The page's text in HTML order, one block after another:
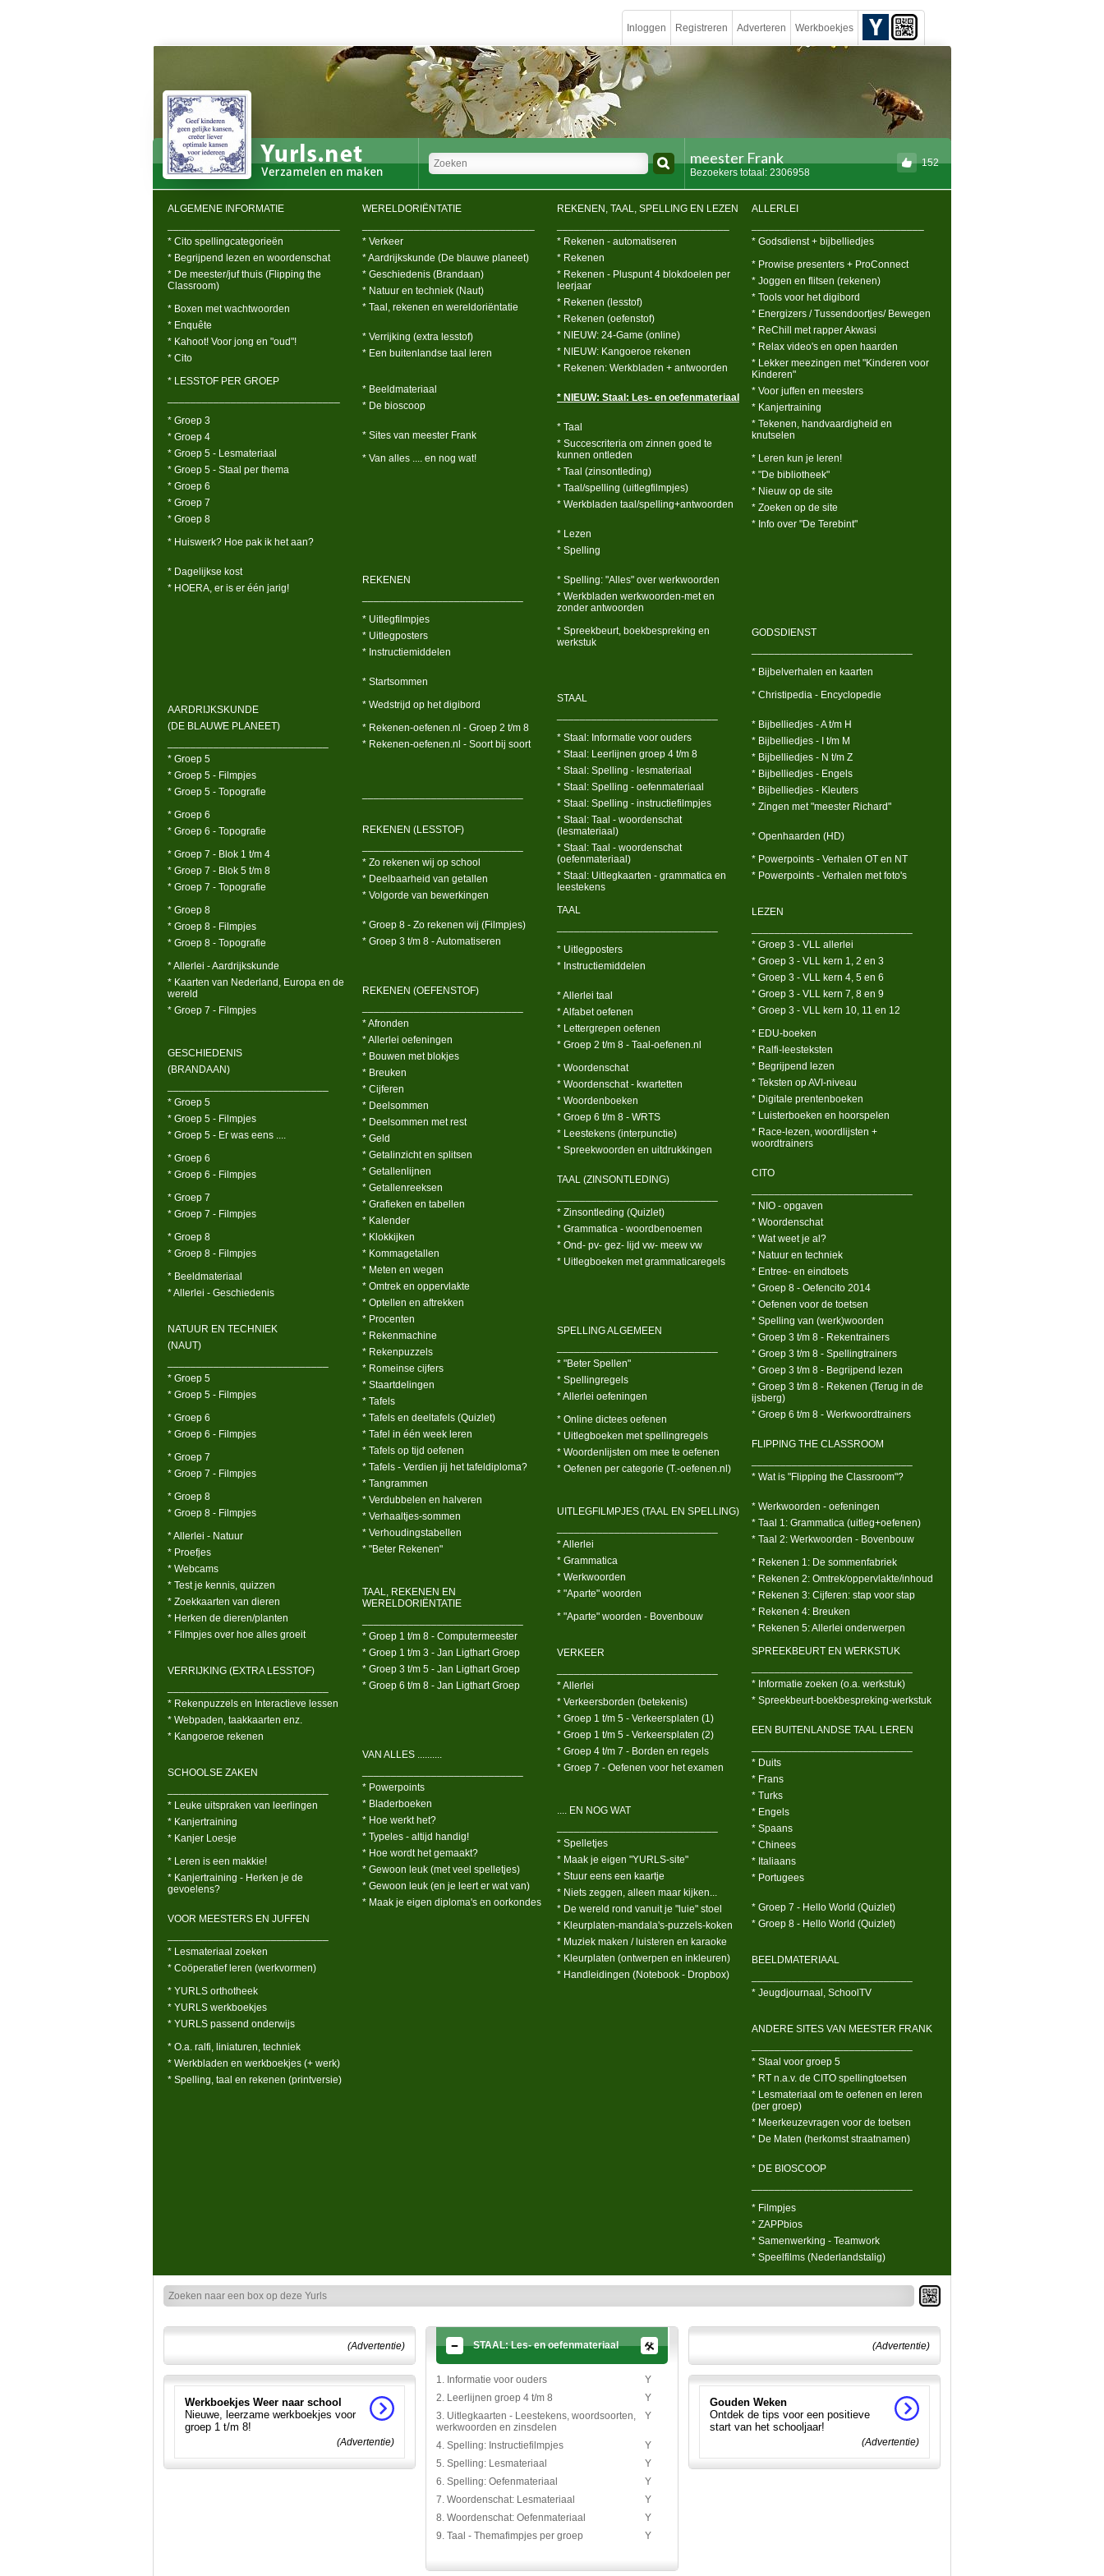
Inloggen Registreren Adverteren Werkboekjes
152
meester Frank
Bezoekers totaal: 2306958
ALGEMENE INFORMATIE
* Cito spellingcategorieën
* Begrijpend lezen en woordenschat
* De meester/juf thuis (Flipping the
Classroom)
* Boxen met wachtwoorden
* Enquête
* Kahoot! Voor jong en "oud"!
* Cito
* LESSTOF PER GROEP
* Groep 3
* Groep 4
* Groep 5 - Lesmateriaal
* Groep 5 - Staal per thema
* Groep 6
* Groep 7
* Groep 8
* Huiswerk? Hoe pak ik het aan?
* Dagelijkse kost
* HOERA, er is er één jarig!
AARDRIJKSKUNDE
(DE BLAUWE PLANEET)
* Groep 5
* Groep 5 - Filmpjes
* Groep 5 - Topografie
* Groep 6
* Groep 6 - Topografie
* Groep 7 - Blok 1 t/m 4
* Groep 7 - Blok 5 t/m 8
* Groep 7 - Topografie
* Groep 8
* Groep 8 - Filmpjes
* Groep 8 - Topografie
* Allerlei - Aardrijkskunde
* Kaarten van Nederland, Europa en de
wereld
* Groep 7 - Filmpjes
GESCHIEDENIS
(BRANDAAN)
* Groep 5
* Groep 5 - Filmpjes
* Groep 5 - Er was eens ....
* Groep 6
* Groep 6 - Filmpjes
* Groep 7
* Groep 7 - Filmpjes
* Groep 8
* Groep 8 - Filmpjes
* Beeldmateriaal
* Allerlei - Geschiedenis
NATUUR EN TECHNIEK
(NAUT)
* Groep 5
* Groep 5 - Filmpjes
* Groep 6
* Groep 6 - Filmpjes
* Groep 7
* Groep 7 - Filmpjes
* Groep 8
* Groep 8 - Filmpjes
* Allerlei - Natuur
* Proefjes
* Webcams
* Test je kennis, quizzen
* Zoekkaarten van dieren
* Herken de dieren/planten
* Filmpjes over hoe alles groeit
VERRIJKING (EXTRA LESSTOF)
* Rekenpuzzels en Interactieve lessen
* Webpaden, taakkaarten enz.
* Kangoeroe rekenen
SCHOOLSE ZAKEN
* Leuke uitspraken van leerlingen
* Kanjertraining
* Kanjer Loesje
* Leren is een makkie!
* Kanjertraining - Herken je de
gevoelens?
VOOR MEESTERS EN JUFFEN
* Lesmateriaal zoeken
* Coöperatief leren (werkvormen)
* YURLS orthotheek
* YURLS werkboekjes
* YURLS passend onderwijs
* O.a. ralfi, liniaturen, techniek
* Werkbladen en werkboekjes (+ werk)
* Spelling, taal en rekenen (printversie)
WERELDORIËNTATIE
* Verkeer
* Aardrijkskunde (De blauwe planeet)
* Geschiedenis (Brandaan)
* Natuur en techniek (Naut)
* Taal, rekenen en wereldoriëntatie
* Verrijking (extra lesstof)
* Een buitenlandse taal leren
* Beeldmateriaal
* De bioscoop
* Sites van meester Frank
* Van alles .... en nog wat!
REKENEN
* Uitlegfilmpjes
* Uitlegposters
* Instructiemiddelen
* Startsommen
* Wedstrijd op het digibord
* Rekenen-oefenen.nl - Groep 2 t/m 8
* Rekenen-oefenen.nl - Soort bij soort
REKENEN (LESSTOF)
* Zo rekenen wij op school
* Deelbaarheid van getallen
* Volgorde van bewerkingen
* Groep 8 - Zo rekenen wij (Filmpjes)
* Groep 3 t/m 8 - Automatiseren
REKENEN (OEFENSTOF)
* Afronden
* Allerlei oefeningen
* Bouwen met blokjes
* Breuken
* Cijferen
* Deelsommen
* Deelsommen met rest
* Geld
* Getalinzicht en splitsen
* Getallenlijnen
* Getallenreeksen
* Grafieken en tabellen
* Kalender
* Klokkijken
* Kommagetallen
* Meten en wegen
* Omtrek en oppervlakte
* Optellen en aftrekken
* Procenten
* Rekenmachine
* Rekenpuzzels
* Romeinse cijfers
* Staartdelingen
* Tafels
* Tafels en deeltafels (Quizlet)
* Tafel in één week leren
* Tafels op tijd oefenen
* Tafels - Verdien jij het tafeldiploma?
* Tangrammen
* Verdubbelen en halveren
* Verhaaltjes-sommen
* Verhoudingstabellen
* "Beter Rekenen"
TAAL, REKENEN EN
WERELDORIËNTATIE
* Groep 1 t/m 8 - Computermeester
* Groep 1 t/m 3 - Jan Ligthart Groep
* Groep 3 t/m 5 - Jan Ligthart Groep
* Groep 6 t/m 8 - Jan Ligthart Groep
VAN ALLES ..........
* Powerpoints
* Bladerboeken
* Hoe werkt het?
* Typeles - altijd handig!
* Hoe wordt het gemaakt?
* Gewoon leuk (met veel spelletjes)
* Gewoon leuk (en je leert er wat van)
* Maak je eigen diploma's en oorkondes
REKENEN, TAAL, SPELLING EN LEZEN
* Rekenen - automatiseren
* Rekenen
* Rekenen - Pluspunt 4 blokdoelen per
leerjaar
* Rekenen (lesstof)
* Rekenen (oefenstof)
* NIEUW: 24-Game (online)
* NIEUW: Kangoeroe rekenen
* Rekenen: Werkbladen + antwoorden
* NIEUW: Staal: Les- en oefenmateriaal
* Taal
* Succescriteria om zinnen goed te
kunnen ontleden
* Taal (zinsontleding)
* Taal/spelling (uitlegfilmpjes)
* Werkbladen taal/spelling+antwoorden
* Lezen
* Spelling
* Spelling: "Alles" over werkwoorden
* Werkbladen werkwoorden-met en
zonder antwoorden
* Spreekbeurt, boekbespreking en
werkstuk
STAAL
* Staal: Informatie voor ouders
* Staal: Leerlijnen groep 4 t/m 8
* Staal: Spelling - lesmateriaal
* Staal: Spelling - oefenmateriaal
* Staal: Spelling - instructiefilmpjes
* Staal: Taal - woordenschat
(lesmateriaal)
* Staal: Taal - woordenschat
(oefenmateriaal)
* Staal: Uitlegkaarten - grammatica en
leestekens
TAAL
* Uitlegposters
* Instructiemiddelen
* Allerlei taal
* Alfabet oefenen
* Lettergrepen oefenen
* Groep 2 t/m 8 - Taal-oefenen.nl
* Woordenschat
* Woordenschat - kwartetten
* Woordenboeken
* Groep 6 t/m 8 - WRTS
* Leestekens (interpunctie)
* Spreekwoorden en uitdrukkingen
TAAL (ZINSONTLEDING)
* Zinsontleding (Quizlet)
* Grammatica - woordbenoemen
* Ond- pv- gez- lijd vw- meew vw
* Uitlegboeken met grammaticaregels
SPELLING ALGEMEEN
* "Beter Spellen"
* Spellingregels
* Allerlei oefeningen
* Online dictees oefenen
* Uitlegboeken met spellingregels
* Woordenlijsten om mee te oefenen
* Oefenen per categorie (T.-oefenen.nl)
UITLEGFILMPJES (TAAL EN SPELLING)
* Allerlei
* Grammatica
* Werkwoorden
* "Aparte" woorden
* "Aparte" woorden - Bovenbouw
VERKEER
* Allerlei
* Verkeersborden (betekenis)
* Groep 1 t/m 5 - Verkeersplaten (1)
* Groep 1 t/m 5 - Verkeersplaten (2)
* Groep 4 t/m 7 - Borden en regels
* Groep 7 - Oefenen voor het examen
.... EN NOG WAT
* Spelletjes
* Maak je eigen "YURLS-site"
* Stuur eens een kaartje
* Niets zeggen, alleen maar kijken...
* De wereld rond vanuit je "luie" stoel
* Kleurplaten-mandala's-puzzels-koken
* Muziek maken / luisteren en karaoke
* Kleurplaten (ontwerpen en inkleuren)
* Handleidingen (Notebook - Dropbox)
ALLERLEI
* Godsdienst + bijbelliedjes
* Prowise presenters + ProConnect
* Joggen en flitsen (rekenen)
* Tools voor het digibord
* Energizers / Tussendoortjes/ Bewegen
* ReChill met rapper Akwasi
* Relax video's en open haarden
* Lekker meezingen met "Kinderen voor
Kinderen"
* Voor juffen en meesters
* Kanjertraining
* Tekenen, handvaardigheid en
knutselen
* Leren kun je leren!
* "De bibliotheek"
* Nieuw op de site
* Zoeken op de site
* Info over "De Terebint"
GODSDIENST
* Bijbelverhalen en kaarten
* Christipedia - Encyclopedie
* Bijbelliedjes - A t/m H
* Bijbelliedjes - I t/m M
* Bijbelliedjes - N t/m Z
* Bijbelliedjes - Engels
* Bijbelliedjes - Kleuters
* Zingen met "meester Richard"
* Openhaarden (HD)
* Powerpoints - Verhalen OT en NT
* Powerpoints - Verhalen met foto's
LEZEN
* Groep 3 - VLL allerlei
* Groep 3 - VLL kern 1, 2 en 3
* Groep 3 - VLL kern 4, 5 en 6
* Groep 3 - VLL kern 7, 8 en 9
* Groep 3 - VLL kern 10, 11 en 12
* EDU-boeken
* Ralfi-leesteksten
* Begrijpend lezen
* Teksten op AVI-niveau
* Digitale prentenboeken
* Luisterboeken en hoorspelen
* Race-lezen, woordlijsten +
woordtrainers
CITO
* NIO - opgaven
* Woordenschat
* Wat weet je al?
* Natuur en techniek
* Entree- en eindtoets
* Groep 8 - Oefencito 2014
* Oefenen voor de toetsen
* Spelling van (werk)woorden
* Groep 3 t/m 8 - Rekentrainers
* Groep 3 t/m 8 - Spellingtrainers
* Groep 3 t/m 8 - Begrijpend lezen
* Groep 3 t/m 8 - Rekenen (Terug in de
ijsberg)
* Groep 6 t/m 8 - Werkwoordtrainers
FLIPPING THE CLASSROOM
* Wat is "Flipping the Classroom"?
* Werkwoorden - oefeningen
* Taal 1: Grammatica (uitleg+oefenen)
* Taal 2: Werkwoorden - Bovenbouw
* Rekenen 1: De sommenfabriek
* Rekenen 2: Omtrek/oppervlakte/inhoud
* Rekenen 3: Cijferen: stap voor stap
* Rekenen 4: Breuken
* Rekenen 5: Allerlei onderwerpen
SPREEKBEURT EN WERKSTUK
* Informatie zoeken (o.a. werkstuk)
* Spreekbeurt-boekbespreking-werkstuk
EEN BUITENLANDSE TAAL LEREN
* Duits
* Frans
* Turks
* Engels
* Spaans
* Chinees
* Italiaans
* Portugees
* Groep 7 - Hello World (Quizlet)
* Groep 8 - Hello World (Quizlet)
BEELDMATERIAAL
* Jeugdjournaal, SchoolTV
ANDERE SITES VAN MEESTER FRANK
* Staal voor groep 5
* RT n.a.v. de CITO spellingtoetsen
* Lesmateriaal om te oefenen en leren
(per groep)
* Meerkeuzevragen voor de toetsen
* De Maten (herkomst straatnamen)
* DE BIOSCOOP
* Filmpjes
* ZAPPbios
* Samenwerking - Teamwork
* Speelfilms (Nederlandstalig)
(Advertentie)
Werkboekjes Weer naar school
Nieuwe, leerzame werkboekjes voor
groep 1 t/m 8!
(Advertentie)
STAAL: Les- en oefenmateriaal
1. Informatie voor ouders
Y
2. Leerlijnen groep 4 t/m 8
Y
3. Uitlegkaarten - Leestekens, woordsoorten,
werkwoorden en zinsdelen
Y
4. Spelling: Instructiefilmpjes
Y
5. Spelling: Lesmateriaal
Y
6. Spelling: Oefenmateriaal
Y
7. Woordenschat: Lesmateriaal
Y
8. Woordenschat: Oefenmateriaal
Y
9. Taal - Themafimpjes per groep
Y
(Advertentie)
Gouden Weken
Ontdek de tips voor een positieve
start van het schooljaar!
(Advertentie)